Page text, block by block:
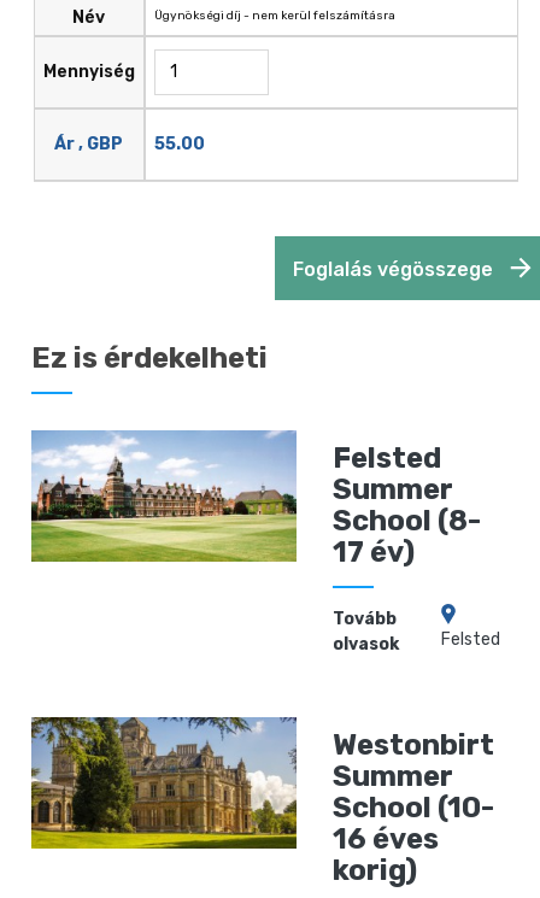
Név
Mennyiség
Ár , GBP
Ügynökségi díj - nem kerül felszámításra
55.00
Foglalás végösszege
Ez is érdekelheti
Felsted
Summer
School (8-
17 év)
Tovább
olvasok
Felsted
Westonbirt
Summer
School (10-
16 éves
korig)